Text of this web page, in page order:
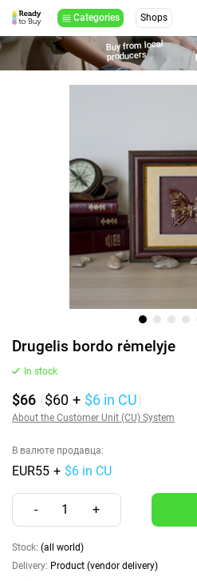
Categories Shops
Buy from local
producers
Drugelis bordo rėmelyje
In stock
$66 ($60 + $6 in CU)
About the Customer Unit (CU) System
В валюте продавца:
EUR55 + $6 in CU
- 1 +
Stock: (all world)
Delivery: Product (vendor delivery)